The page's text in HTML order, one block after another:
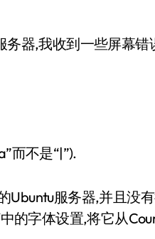
务器,我收到一些屏幕错
而不是“|”).
Ubuntu服务器,并且没
的字体设置,将它从